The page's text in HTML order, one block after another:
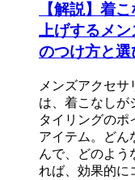
【解説】着
上げするメ
のつけ方と選
メンズアクセサ
は、着こなしが
タイリングのポ
アイテム。どん
んで、どのよう
れば、効果的に